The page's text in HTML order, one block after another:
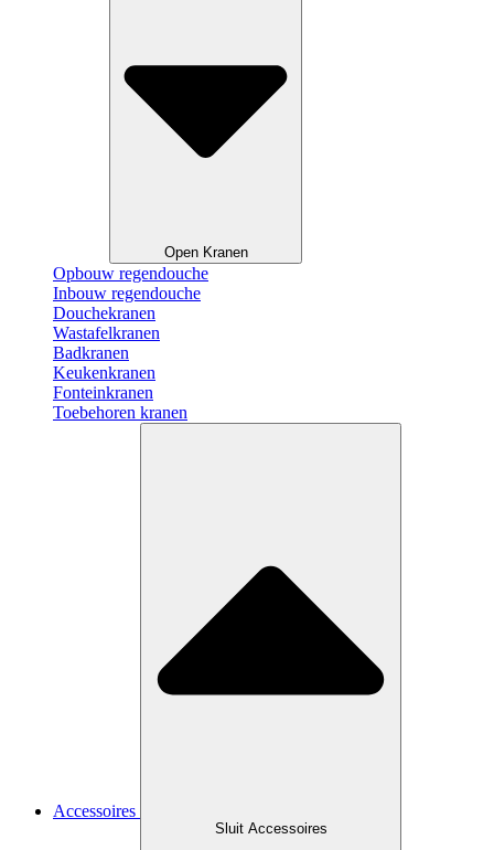
Open Kranen
Opbouw regendouche
Inbouw regendouche
Douchekranen
Wastafelkranen
Badkranen
Keukenkranen
Fonteinkranen
Toebehoren kranen
Accessoires
Sluit Accessoires